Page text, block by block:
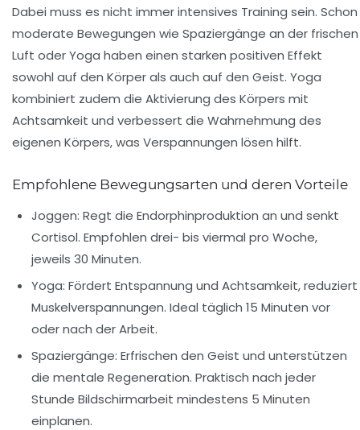
Dabei muss es nicht immer intensives Training sein. Schon
moderate Bewegungen wie Spaziergänge an der frischen
Luft oder Yoga haben einen starken positiven Effekt
sowohl auf den Körper als auch auf den Geist. Yoga
kombiniert zudem die Aktivierung des Körpers mit
Achtsamkeit und verbessert die Wahrnehmung des
eigenen Körpers, was Verspannungen lösen hilft.
Empfohlene Bewegungsarten und deren Vorteile
Joggen: Regt die Endorphinproduktion an und senkt
Cortisol. Empfohlen drei- bis viermal pro Woche,
jeweils 30 Minuten.
Yoga: Fördert Entspannung und Achtsamkeit, reduziert
Muskelverspannungen. Ideal täglich 15 Minuten vor
oder nach der Arbeit.
Spaziergänge: Erfrischen den Geist und unterstützen
die mentale Regeneration. Praktisch nach jeder
Stunde Bildschirmarbeit mindestens 5 Minuten
einplanen.